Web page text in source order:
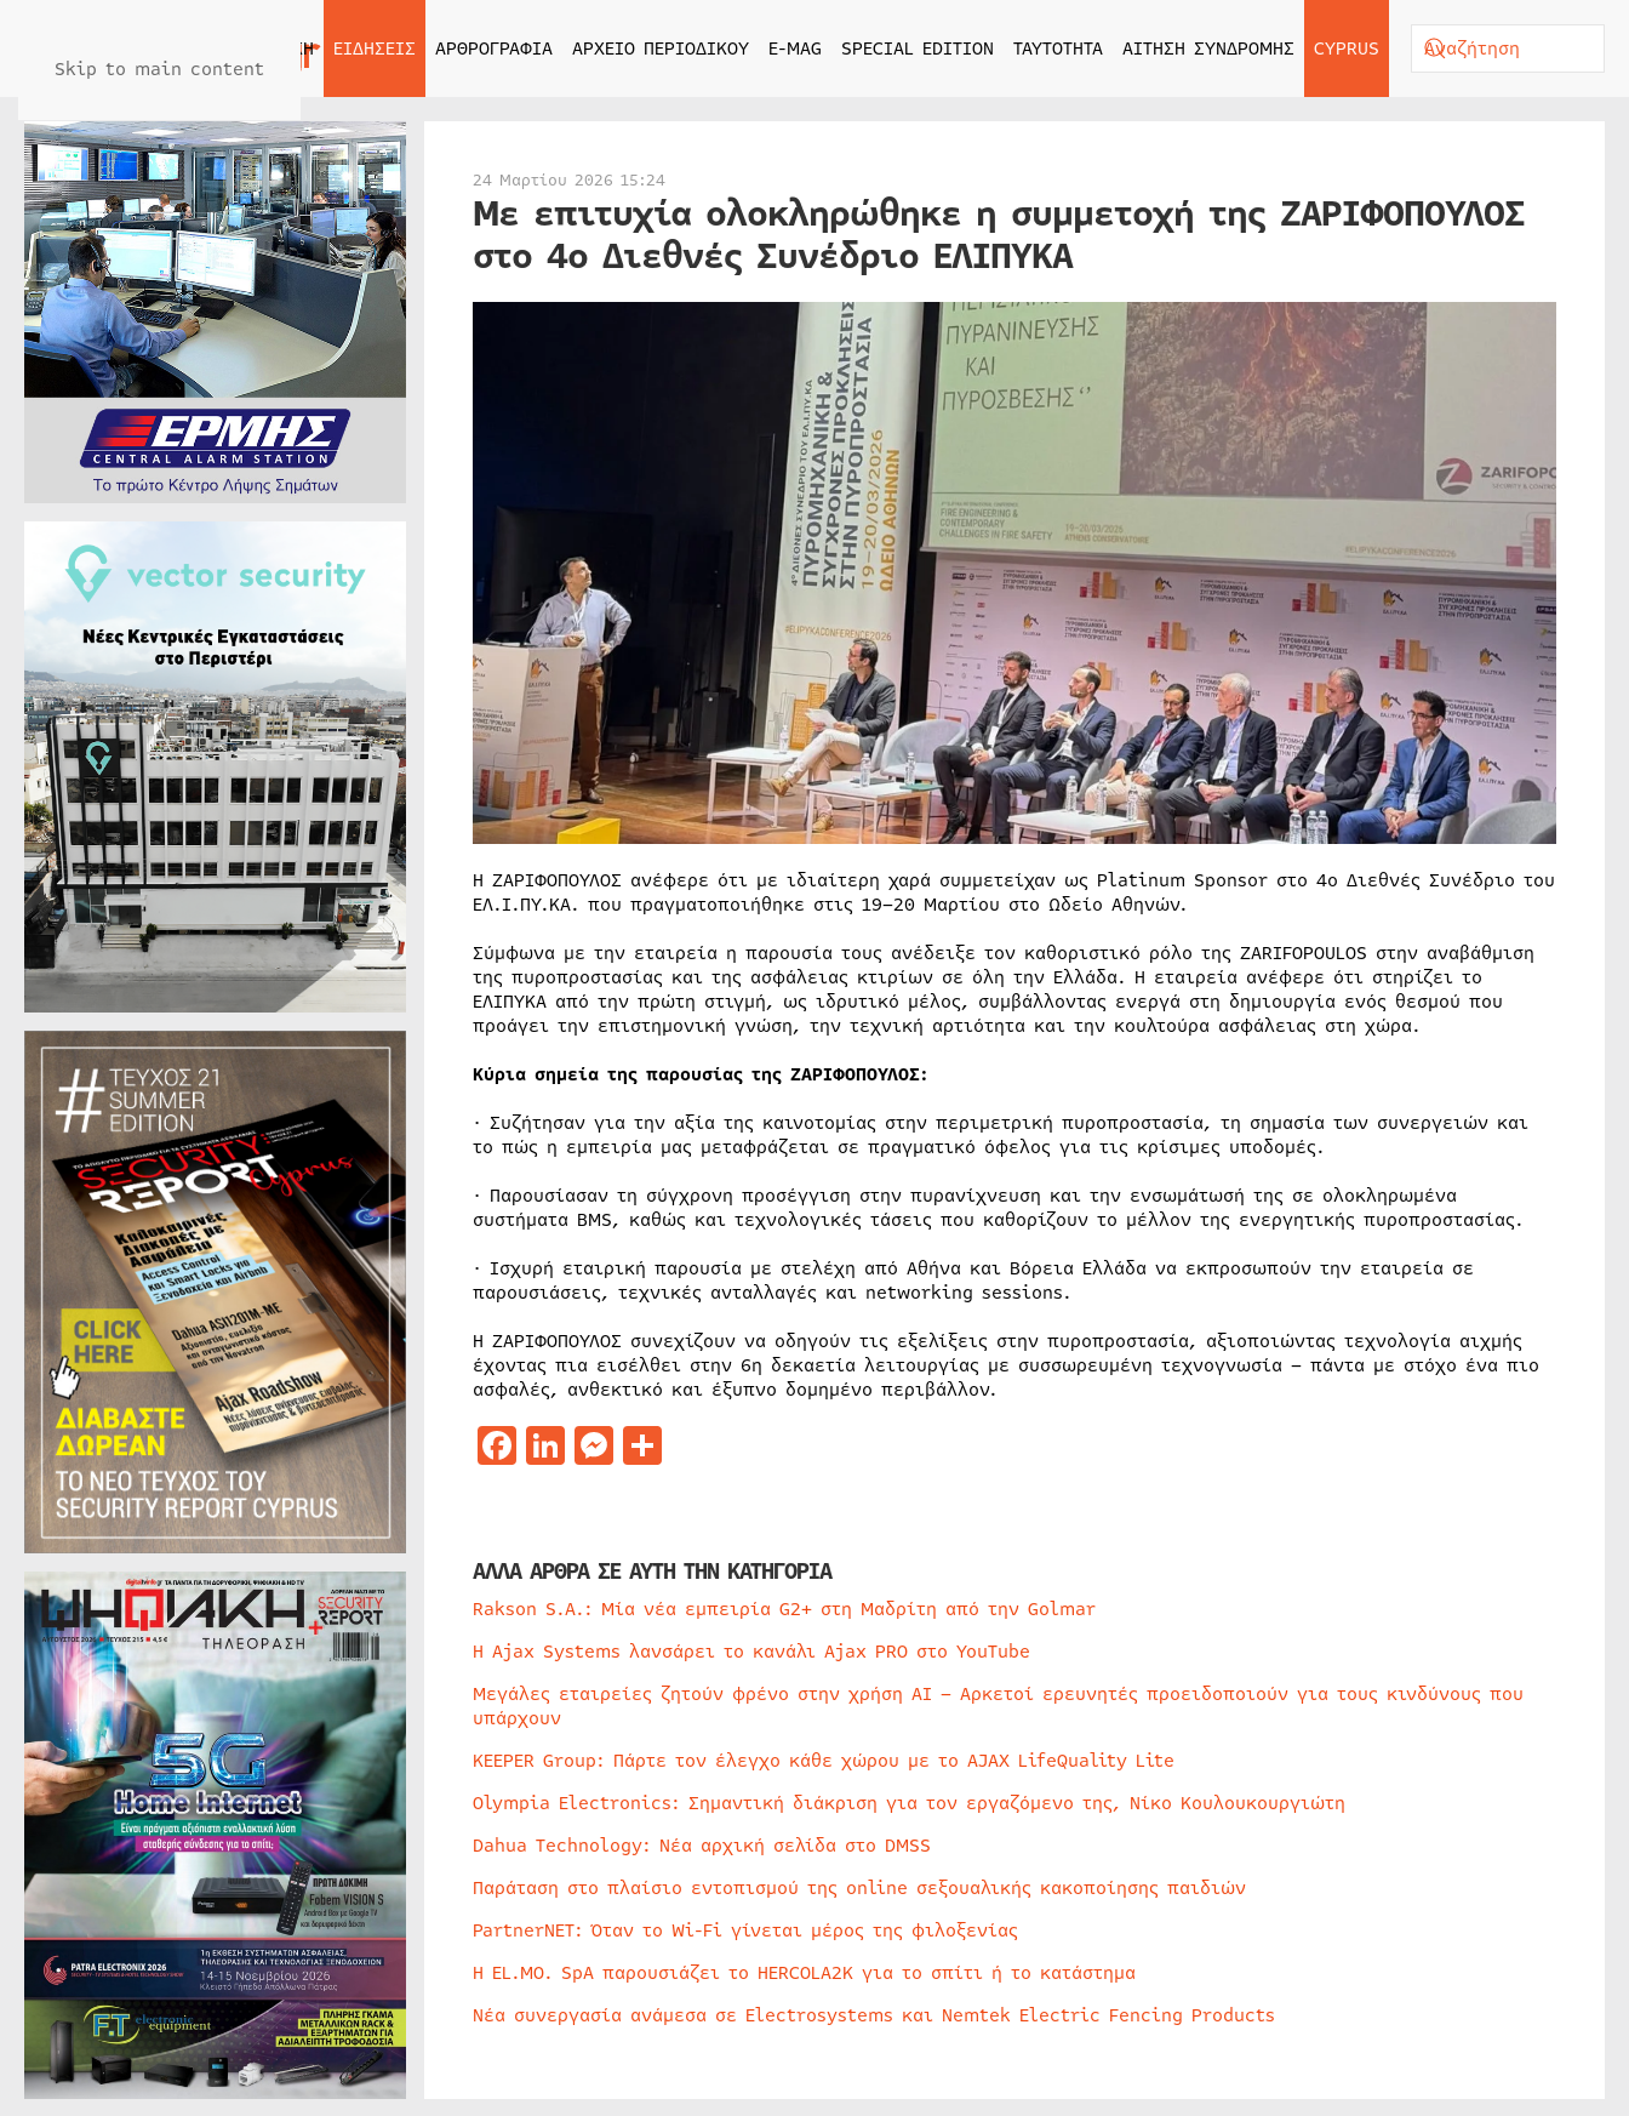
Skip to main content
ΑΡΧΙΚΗ ΕΙΔΗΣΕΙΣ ΑΡΘΡΟΓΡΑΦΙΑ ΑΡΧΕΙΟ ΠΕΡΙΟΔΙΚΟΥ E-MAG SPECIAL EDITION ΤΑΥΤΟΤΗΤΑ ΑΙΤΗΣΗ ΣΥΝΔΡΟΜΗΣ CYPRUS
24 Μαρτίου 2026 15:24
Με επιτυχία ολοκληρώθηκε η συμμετοχή της ΖΑΡΙΦΟΠΟΥΛΟΣ
στο 4ο Διεθνές Συνέδριο ΕΛΙΠΥΚΑ
Η ΖΑΡΙΦΟΠΟΥΛΟΣ ανέφερε ότι με ιδιαίτερη χαρά συμμετείχαν ως Platinum Sponsor στο 4ο Διεθνές Συνέδριο του
ΕΛ.Ι.ΠΥ.ΚΑ. που πραγματοποιήθηκε στις 19–20 Μαρτίου στο Ωδείο Αθηνών.
Σύμφωνα με την εταιρεία η παρουσία τους ανέδειξε τον καθοριστικό ρόλο της ZARIFOPOULOS στην αναβάθμιση
της πυροπροστασίας και της ασφάλειας κτιρίων σε όλη την Ελλάδα. Η εταιρεία ανέφερε ότι στηρίζει το
ΕΛΙΠΥΚΑ από την πρώτη στιγμή, ως ιδρυτικό μέλος, συμβάλλοντας ενεργά στη δημιουργία ενός θεσμού που
προάγει την επιστημονική γνώση, την τεχνική αρτιότητα και την κουλτούρα ασφάλειας στη χώρα.
Κύρια σημεία της παρουσίας της ΖΑΡΙΦΟΠΟΥΛΟΣ:
· Συζήτησαν για την αξία της καινοτομίας στην περιμετρική πυροπροστασία, τη σημασία των συνεργειών και
το πώς η εμπειρία μας μεταφράζεται σε πραγματικό όφελος για τις κρίσιμες υποδομές.
· Παρουσίασαν τη σύγχρονη προσέγγιση στην πυρανίχνευση και την ενσωμάτωσή της σε ολοκληρωμένα
συστήματα BMS, καθώς και τεχνολογικές τάσεις που καθορίζουν το μέλλον της ενεργητικής πυροπροστασίας.
· Ισχυρή εταιρική παρουσία με στελέχη από Αθήνα και Βόρεια Ελλάδα να εκπροσωπούν την εταιρεία σε
παρουσιάσεις, τεχνικές ανταλλαγές και networking sessions.
Η ΖΑΡΙΦΟΠΟΥΛΟΣ συνεχίζουν να οδηγούν τις εξελίξεις στην πυροπροστασία, αξιοποιώντας τεχνολογία αιχμής
έχοντας πια εισέλθει στην 6η δεκαετία λειτουργίας με συσσωρευμένη τεχνογνωσία – πάντα με στόχο ένα πιο
ασφαλές, ανθεκτικό και έξυπνο δομημένο περιβάλλον.
Facebook
LinkedIn
Messenger
Μοιραστείτε
ΑΛΛΑ ΑΡΘΡΑ ΣΕ ΑΥΤΗ ΤΗΝ ΚΑΤΗΓΟΡΙΑ
Rakson S.A.: Μία νέα εμπειρία G2+ στη Μαδρίτη από την Golmar
Η Ajax Systems λανσάρει το κανάλι Ajax PRO στο YouTube
Μεγάλες εταιρείες ζητούν φρένο στην χρήση AI – Αρκετοί ερευνητές προειδοποιούν για τους κινδύνους που
υπάρχουν
KEEPER Group: Πάρτε τον έλεγχο κάθε χώρου με το AJAX LifeQuality Lite
Olympia Electronics: Σημαντική διάκριση για τον εργαζόμενο της, Νίκο Κουλουκουργιώτη
Dahua Technology: Νέα αρχική σελίδα στο DMSS
Παράταση στο πλαίσιο εντοπισμού της online σεξουαλικής κακοποίησης παιδιών
PartnerNET: Όταν το Wi-Fi γίνεται μέρος της φιλοξενίας
Η EL.MO. SpA παρουσιάζει το HERCOLA2K για το σπίτι ή το κατάστημα
Νέα συνεργασία ανάμεσα σε Electrosystems και Nemtek Electric Fencing Products